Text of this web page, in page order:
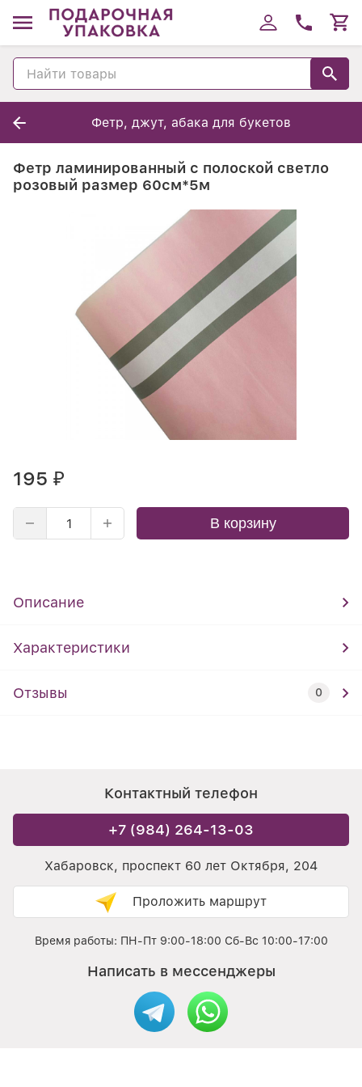
Фетр, джут, абака для букетов
Фетр ламинированный с полоской светло
розовый размер 60см*5м
195 ₽
В корзину
Описание
Характеристики
Отзывы 0
Контактный телефон
+7 (984) 264-13-03
Хабаровск, проспект 60 лет Октября, 204
Проложить маршрут
Время работы: ПН-Пт 9:00-18:00 Сб-Вс 10:00-17:00
Написать в мессенджеры